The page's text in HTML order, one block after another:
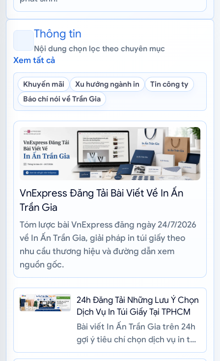
Thông tin
Nội dung chọn lọc theo chuyên mục
Xem tất cả
Khuyến mãi Xu hướng ngành in
Tin công ty
Báo chí nói về Trần Gia
VnExpress Đăng Tải Bài Viết Về In Ấn
Trần Gia
Tóm lược bài VnExpress đăng ngày 24/7/2026
về In Ấn Trần Gia, giải pháp in túi giấy theo
nhu cầu thương hiệu và đường dẫn xem
nguồn gốc.
24h Đăng Tải Những Lưu Ý Chọn
Dịch Vụ In Túi Giấy Tại TPHCM
Bài viết In Ấn Trần Gia trên 24h
gợi ý tiêu chí chọn dịch vụ in túi
giấy tại TP.HCM chất liệu, công